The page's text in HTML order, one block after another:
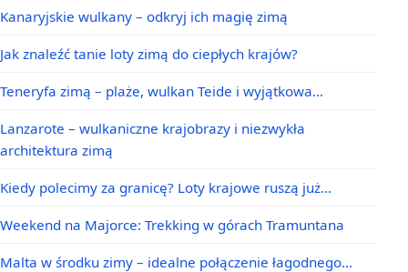
Kanaryjskie wulkany – odkryj ich magię zimą
Jak znaleźć tanie loty zimą do ciepłych krajów?
Teneryfa zimą – plaże, wulkan Teide i wyjątkowa…
Lanzarote – wulkaniczne krajobrazy i niezwykła
architektura zimą
Kiedy polecimy za granicę? Loty krajowe ruszą już…
Weekend na Majorce: Trekking w górach Tramuntana
Malta w środku zimy – idealne połączenie łagodnego…